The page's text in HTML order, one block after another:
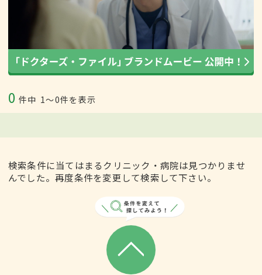
0 件中 1〜0件を表示
検索条件に当てはまるクリニック・病院は見つかりませ
んでした。再度条件を変更して検索して下さい。